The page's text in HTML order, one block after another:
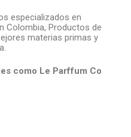
especializados en
Colombia, Productos de
materias primas y
como Le Parffum Co